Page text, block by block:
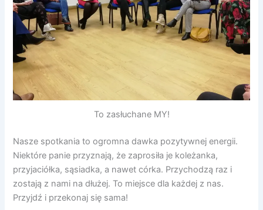
To zasłuchane MY!
Nasze spotkania to ogromna dawka pozytywnej energii.
Niektóre panie przyznają, że zaprosiła je koleżanka,
przyjaciółka, sąsiadka, a nawet córka. Przychodzą raz i
zostają z nami na dłużej. To miejsce dla każdej z nas.
Przyjdź i przekonaj się sama!